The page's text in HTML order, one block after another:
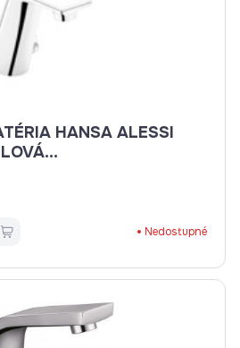
HANSA ALESSI
Nedostupné